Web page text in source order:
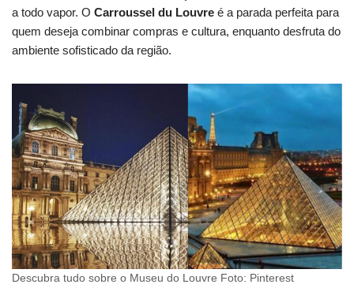
a todo vapor. O Carroussel du Louvre é a parada perfeita para
quem deseja combinar compras e cultura, enquanto desfruta do
ambiente sofisticado da região.
Descubra tudo sobre o Museu do Louvre Foto: Pinterest